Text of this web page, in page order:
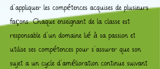
d'appliquer les compétences acquises de plusieurs
façons. Chaque enseignant de la classe est
responsable d'un domaine lié à sa passion et
utilise ses compétences pour s'assurer que son
sujet a un cycle d'amélioration continue suivant